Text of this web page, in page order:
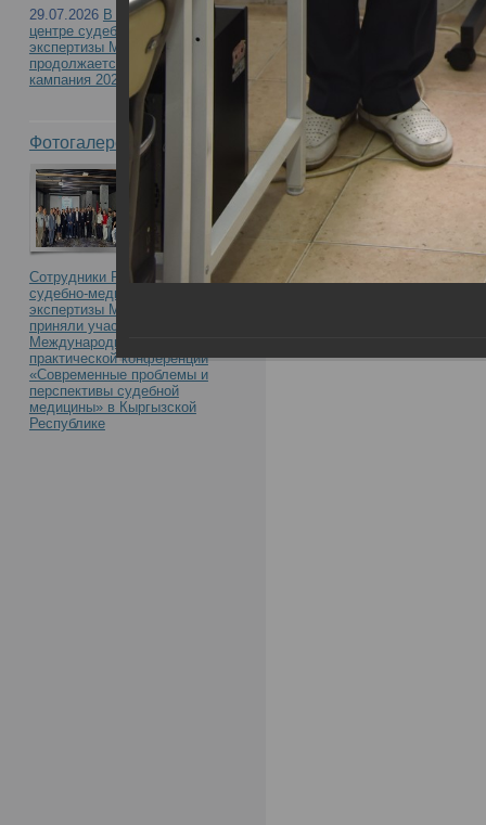
признаков человека
криминалистической
останков»
29.07.2026 В Российском
центре судебно-медицинской
экспертизы Минздрава России
продолжается приемная
кампания 2026
Фотогалерея
Сотрудники Российского центра
судебно-медицинской
экспертизы Минздрава России
приняли участие в
Международной научно-
практической конференции
«Современные проблемы и
перспективы судебной
медицины» в Кыргызской
Республике